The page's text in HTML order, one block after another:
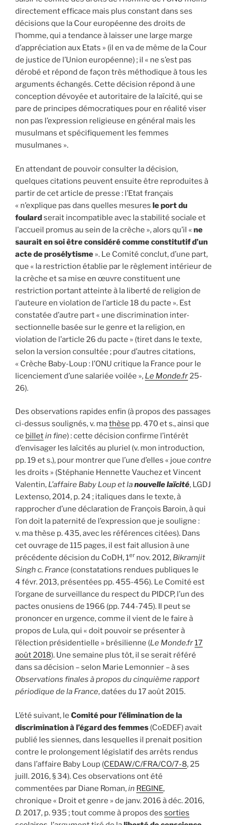
directement efficace mais plus constant dans ses
décisions que la Cour européenne des droits de
l’homme, qui a tendance à laisser une large marge
d’appréciation aux Etats » (il en va de même de la Cour
de justice de l’Union européenne) ; il « ne s’est pas
dérobé et répond de façon très méthodique à tous les
arguments échangés. Cette décision répond à une
conception dévoyée et autoritaire de la laïcité, qui se
pare de principes démocratiques pour en réalité viser
non pas l’expression religieuse en général mais les
musulmans et spécifiquement les femmes
musulmanes ».
En attendant de pouvoir consulter la décision,
quelques citations peuvent ensuite être reproduites à
partir de cet article de presse : l’Etat français
« n’explique pas dans quelles mesures le port du
foulardserait incompatible avec la stabilité sociale et
l’accueil promus au sein de la crèche », alors qu’il « ne
saurait en soi être considéré comme constitutif d’un
acte de prosélytisme ». Le Comité conclut, d’une part,
que « la restriction établie par le règlement intérieur de
la crèche et sa mise en œuvre constituent une
restriction portant atteinte à la liberté de religion de
l’auteure en violation de l’article 18 du pacte ». Est
constatée d’autre part « une discrimination inter-
sectionnelle basée sur le genre et la religion, en
violation de l’article 26 du pacte » (tiret dans le texte,
selon la version consultée ; pour d’autres citations,
« Crèche Baby-Loup : l’ONU critique la France pour le
licenciement d’une salariée voilée », Le Monde.fr 25-
26).
Des observations rapides enfin (à propos des passages
ci-dessus soulignés, v. mathèse pp. 470 et s., ainsi que
ce billetin fine) : cette décision confirme l’intérêt
d’envisager les laïcités au pluriel (v. mon introduction,
pp. 19 et s.), pour montrer que l’une d’elles « joue contre
les droits » (Stéphanie Hennette Vauchez et Vincent
Valentin, L’affaire Baby Loup et lanouvelle laïcité, LGDJ
Lextenso, 2014, p. 24 ; italiques dans le texte, à
rapprocher d’une déclaration de François Baroin, à qui
l’on doit la paternité de l’expression que je souligne :
v. ma thèse p. 435, avec les références citées). Dans
cet ouvrage de 115 pages, il est fait allusion à une
précédente décision du CoDH, 1er nov. 2012, Bikramjit
Singh c. France (constatations rendues publiques le
4 févr. 2013, présentées pp. 455-456). Le Comité est
l’organe de surveillance du respect du PIDCP, l’un des
pactes onusiens de 1966 (pp. 744-745). Il peut se
prononcer en urgence, comme il vient de le faire à
propos de Lula, qui « doit pouvoir se présenter à
l’élection présidentielle » brésilienne (Le Monde.fr17
août 2018). Une semaine plus tôt, il se serait référé
dans sa décision – selon Marie Lemonnier – à ses
Observations finales à propos du cinquième rapport
périodique de la France, datées du 17 août 2015.
L’été suivant, le Comité pour l’élimination de la
discrimination à l’égard des femmes (CoEDEF) avait
publié les siennes, dans lesquelles il prenait position
contre le prolongement législatif des arrêts rendus
dans l’affaire Baby Loup (CEDAW/C/FRA/CO/7-8, 25
juill. 2016, § 34). Ces observations ont été
commentées par Diane Roman,in REGINE,
chronique « Droit et genre » de janv. 2016 à déc. 2016,
D. 2017, p. 935 ; tout comme à propos des sorties